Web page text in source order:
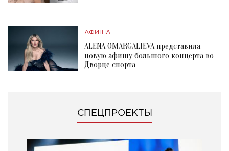
АФИША
ALENA OMARGALIEVA представила
новую афишу большого концерта во
Дворце спорта
СПЕЦПРОЕКТЫ